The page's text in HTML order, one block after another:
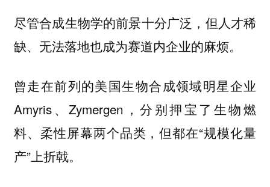
尽管合成生物学的前景十分广泛，但人才稀
缺、无法落地也成为赛道内企业的麻烦。
曾走在前列的美国生物合成领域明星企业
Amyris、Zymergen，分别押宝了生物燃
料、柔性屏幕两个品类，但都在“规模化量
产”上折戟。